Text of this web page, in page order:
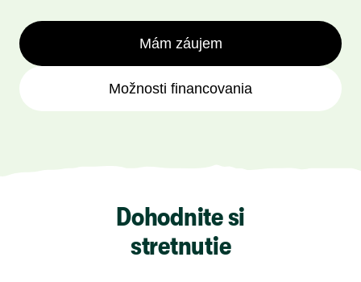
Mám záujem
Možnosti financovania
Dohodnite si
stretnutie